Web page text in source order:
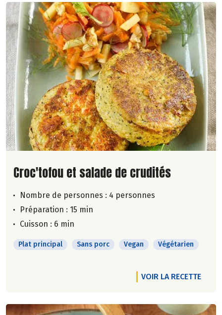
Lire la suite de la recette
Croc'tofou et salade de crudités
Nombre de personnes : 4 personnes
Préparation : 15 min
Cuisson : 6 min
Plat principal Sans porc Vegan Végétarien
VOIR LA RECETTE